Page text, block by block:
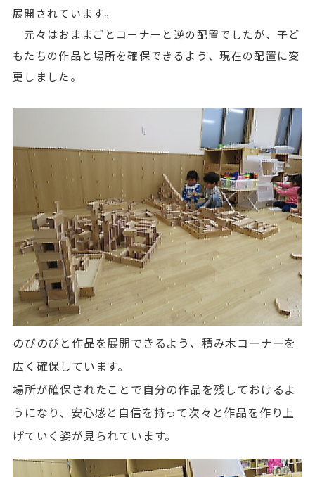
展開されています。
元々はおままごとコーナーと逆の配置でしたが、子ど
もたちの作品と場所を確保できるよう、現在の配置に変
更しました。
のびのびと作品を展開できるよう、積み木コーナーを
広く確保しています。
場所が確保されたことで自分の作品を残しておけるよ
うになり、安心感と自信を持って次々と作品を作り上
げていく姿が見られています。